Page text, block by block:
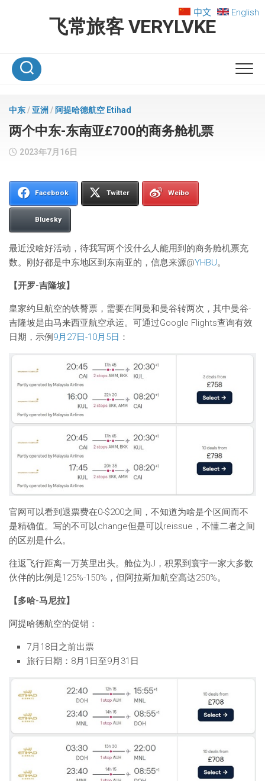
飞常旅客 VERYLVKE
中文 English
中东/ 亚洲 / 阿提哈德航空 Etihad
两个中东-东南亚£700的商务舱机票
2023年7月16日
Facebook Twitter Weibo
Bluesky
最近没啥好活动，待我写两个没什么人能用到的商务舱机票充
数。刚好都是中东地区到东南亚的，信息来源@YHBU。
【开罗-吉隆坡】
皇家约旦航空的铁臀票，需要在阿曼和曼谷转两次，其中曼谷-
吉隆坡是由马来西亚航空承运。可通过Google Flights查询有效
日期，示例9月27日-10月5日 ：
官网可以看到退票费在0-$200之间，不知道为啥是个区间而不
是精确值。写的不可以change但是可以reissue，不懂二者之间
的区别是什么。
往返飞行距离一万英里出头。舱位为J，积累到寰宇一家大多数
伙伴的比例是125%-150%，但阿拉斯加航空高达250%。
【多哈-马尼拉】
阿提哈德航空的促销：
7月18日之前出票
旅行日期：8月1日至9月31日